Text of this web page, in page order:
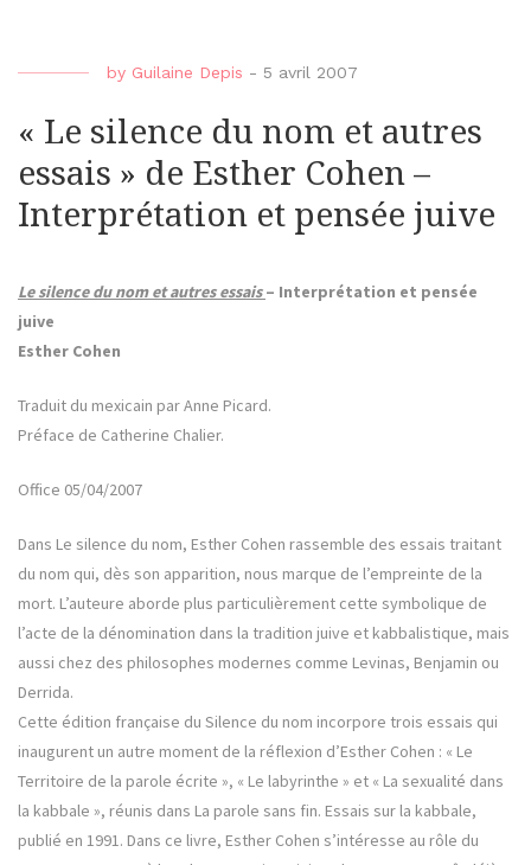
by Guilaine Depis - 5 avril 2007
« Le silence du nom et autres
essais » de Esther Cohen –
Interprétation et pensée juive
Le silence du nom et autres essais– Interprétation et pensée
juive
Esther Cohen
Traduit du mexicain par Anne Picard.
Préface de Catherine Chalier.
Office 05/04/2007
Dans Le silence du nom, Esther Cohen rassemble des essais traitant
du nom qui, dès son apparition, nous marque de l’empreinte de la
mort. L’auteure aborde plus particulièrement cette symbolique de
l’acte de la dénomination dans la tradition juive et kabbalistique, mais
aussi chez des philosophes modernes comme Levinas, Benjamin ou
Derrida.
Cette édition française du Silence du nom incorpore trois essais qui
inaugurent un autre moment de la réflexion d’Esther Cohen : « Le
Territoire de la parole écrite », « Le labyrinthe » et « La sexualité dans
la kabbale », réunis dans La parole sans fin. Essais sur la kabbale,
publié en 1991. Dans ce livre, Esther Cohen s’intéresse au rôle du